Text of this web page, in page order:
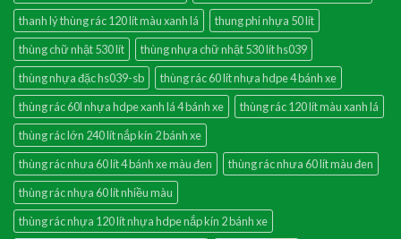
thanh lý thùng rác 120 lít màu xanh lá
thung phi nhựa 50 lít
thùng chữ nhật 530 lít
thùng nhựa chữ nhật 530 lít hs039
thùng nhựa đặc hs039-sb
thùng rác 60 lít nhựa hdpe 4 bánh xe
thùng rác 60l nhựa hdpe xanh lá 4 bánh xe
thùng rác 120 lít màu xanh lá
thùng rác lớn 240 lít nắp kín 2 bánh xe
thùng rác nhưa 60 lít 4 bánh xe màu đen
thùng rác nhưa 60 lít màu đen
thùng rác nhựa 60 lít nhiều màu
thùng rác nhựa 120 lít nhựa hdpe nắp kín 2 bánh xe